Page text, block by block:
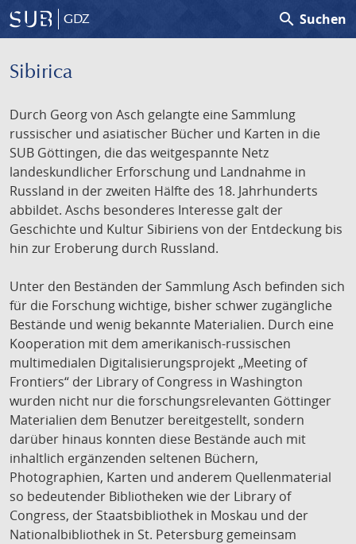
GDZ search Suchen
Sibirica
Durch Georg von Asch gelangte eine Sammlung
russischer und asiatischer Bücher und Karten in die
SUB Göttingen, die das weitgespannte Netz
landeskundlicher Erforschung und Landnahme in
Russland in der zweiten Hälfte des 18. Jahrhunderts
abbildet. Aschs besonderes Interesse galt der
Geschichte und Kultur Sibiriens von der Entdeckung bis
hin zur Eroberung durch Russland.
Unter den Beständen der Sammlung Asch befinden sich
für die Forschung wichtige, bisher schwer zugängliche
Bestände und wenig bekannte Materialien. Durch eine
Kooperation mit dem amerikanisch-russischen
multimedialen Digitalisierungsprojekt „Meeting of
Frontiers“ der Library of Congress in Washington
wurden nicht nur die forschungsrelevanten Göttinger
Materialien dem Benutzer bereitgestellt, sondern
darüber hinaus konnten diese Bestände auch mit
inhaltlich ergänzenden seltenen Büchern,
Photographien, Karten und anderem Quellenmaterial
so bedeutender Bibliotheken wie der Library of
Congress, der Staatsbibliothek in Moskau und der
Nationalbibliothek in St. Petersburg gemeinsam